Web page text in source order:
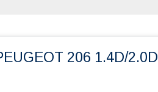
206 1.4D/2.0D